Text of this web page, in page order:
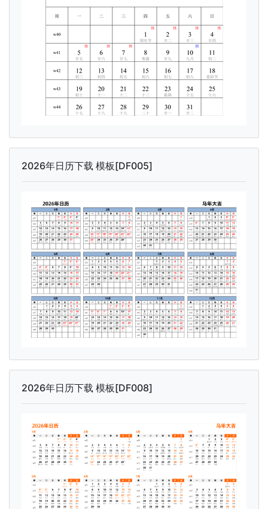
2026年日历下载 模板[DF005]
2026年日历下载 模板[DF008]